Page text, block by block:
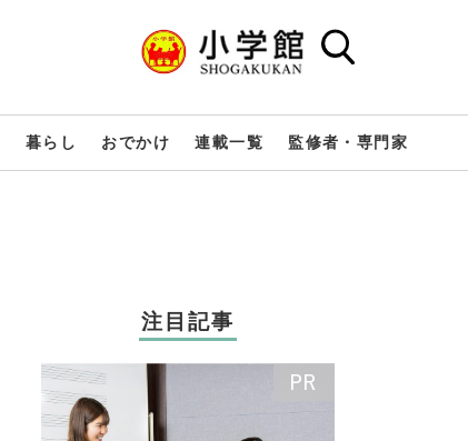
暮らし おでかけ 連載一覧 監修者・専門家
注目記事